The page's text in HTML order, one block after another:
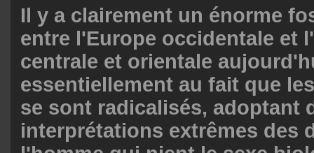
Il y a clairement un énorme
entre l'Europe occidentale et
centrale et orientale
essentiellement au fait que
se sont radicalisés, adoptant
interprétations extrêmes des